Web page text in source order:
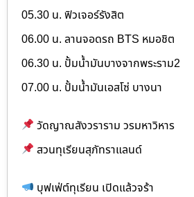
05.30 น. ฟิวเจอร์รังสิต
06.00 น. ลานจอดรถ BTS หมอชิต
06.30 น. ปั้มน้ำมันบางจากพระราม2
07.00 น. ปั้มน้ำมันเอสโซ่ บางนา
วัดญาณสังวราราม วรมหาวิหาร
สวนทุเรียนสุภัทราแลนด์
บุฟเฟ่ต์ทุเรียน เปิดแล้วจร้า